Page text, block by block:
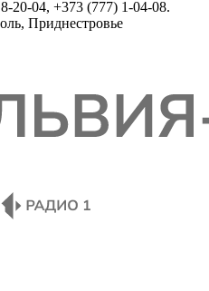
20-04, +373 (777) 1-04-08.
Приднестровье